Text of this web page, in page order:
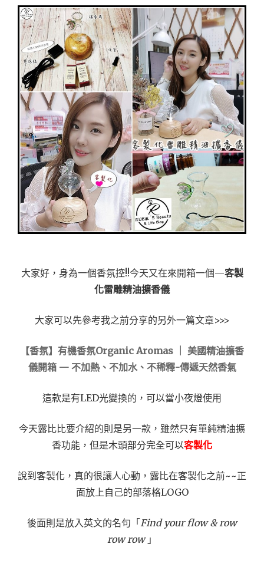
大家好，身為一個香氛控!!今天又在來開箱一個—客製
化雷雕精油擴香儀
大家可以先參考我之前分享的另外一篇文章>>>
【香氛】有機香氛Organic Aromas ｜ 美國精油擴香
儀開箱 — 不加熱、不加水、不稀釋-傳遞天然香氣
這款是有LED光變換的，可以當小夜燈使用
今天露比比要介紹的則是另一款，雖然只有單純精油擴
香功能，但是木頭部分完全可以客製化
說到客製化，真的很讓人心動，露比在客製化之前~~正
面放上自己的部落格LOGO
後面則是放入英文的名句「 Find your flow & row
row row​ 」